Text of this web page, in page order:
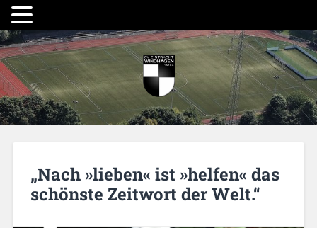
„Nach »lieben« ist »helfen« das
schönste Zeitwort der Welt.“